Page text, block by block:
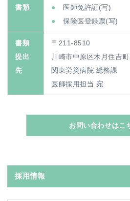
書類
医師免許証(写)
保険医登録票(写)
書類
提出
先
〒211-8510
川崎市中原区木月住吉
関東労災病院 総務課
医師採用担当 宛
お問い合わせはこ
採用情報